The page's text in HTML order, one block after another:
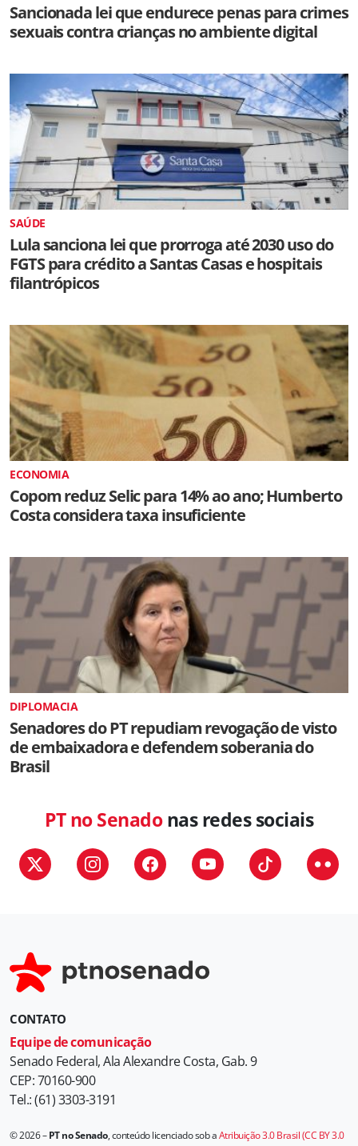
Sancionada lei que endurece penas para crimes
sexuais contra crianças no ambiente digital
SAÚDE
Lula sanciona lei que prorroga até 2030 uso do
FGTS para crédito a Santas Casas e hospitais
filantrópicos
ECONOMIA
Copom reduz Selic para 14% ao ano; Humberto
Costa considera taxa insuficiente
DIPLOMACIA
Senadores do PT repudiam revogação de visto
de embaixadora e defendem soberania do
Brasil
PT no Senadonas redes sociais
CONTATO
Equipe de comunicação
Senado Federal, Ala Alexandre Costa, Gab. 9
CEP: 70160-900
Tel.: (61) 3303-3191
© 2026 –PT no Senado, conteúdo licenciado sob aAtribuição 3.0 Brasil (CC BY 3.0